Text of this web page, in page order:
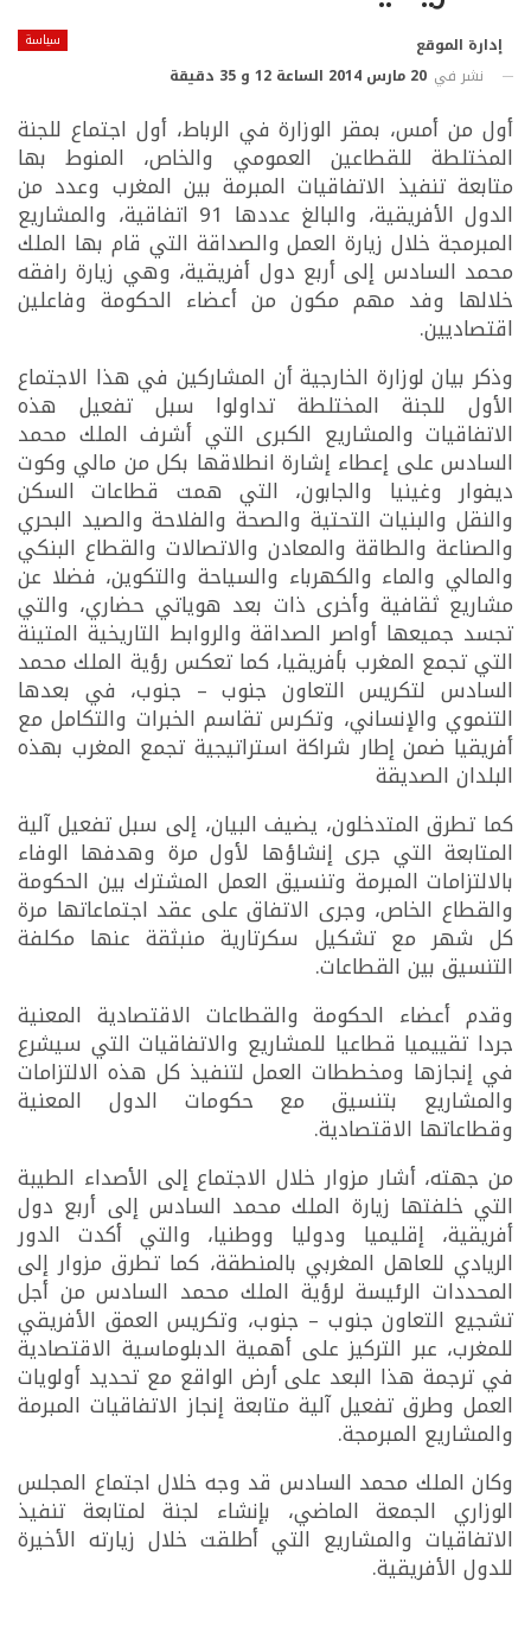
سياسة
إدارة الموقع
نشر في 20 مارس 2014 الساعة 12 و 35 دقيقة
أول من أمس، بمقر الوزارة في الرباط، أول اجتماع للجنة
المختلطة للقطاعين العمومي والخاص، المنوط بها
متابعة تنفيذ الاتفاقيات المبرمة بين المغرب وعدد من
الدول الأفريقية، والبالغ عددها 91 اتفاقية، والمشاريع
المبرمجة خلال زيارة العمل والصداقة التي قام بها الملك
محمد السادس إلى أربع دول أفريقية، وهي زيارة رافقه
خلالها وفد مهم مكون من أعضاء الحكومة وفاعلين
اقتصاديين.
وذكر بيان لوزارة الخارجية أن المشاركين في هذا الاجتماع
الأول للجنة المختلطة تداولوا سبل تفعيل هذه
الاتفاقيات والمشاريع الكبرى التي أشرف الملك محمد
السادس على إعطاء إشارة انطلاقها بكل من مالي وكوت
ديفوار وغينيا والجابون، التي همت قطاعات السكن
والنقل والبنيات التحتية والصحة والفلاحة والصيد البحري
والصناعة والطاقة والمعادن والاتصالات والقطاع البنكي
والمالي والماء والكهرباء والسياحة والتكوين، فضلا عن
مشاريع ثقافية وأخرى ذات بعد هوياتي حضاري، والتي
تجسد جميعها أواصر الصداقة والروابط التاريخية المتينة
التي تجمع المغرب بأفريقيا، كما تعكس رؤية الملك محمد
السادس لتكريس التعاون جنوب – جنوب، في بعدها
التنموي والإنساني، وتكرس تقاسم الخبرات والتكامل مع
أفريقيا ضمن إطار شراكة استراتيجية تجمع المغرب بهذه
البلدان الصديقة
كما تطرق المتدخلون، يضيف البيان، إلى سبل تفعيل آلية
المتابعة التي جرى إنشاؤها لأول مرة وهدفها الوفاء
بالالتزامات المبرمة وتنسيق العمل المشترك بين الحكومة
والقطاع الخاص، وجرى الاتفاق على عقد اجتماعاتها مرة
كل شهر مع تشكيل سكرتارية منبثقة عنها مكلفة
التنسيق بين القطاعات.
وقدم أعضاء الحكومة والقطاعات الاقتصادية المعنية
جردا تقييميا قطاعيا للمشاريع والاتفاقيات التي سيشرع
في إنجازها ومخططات العمل لتنفيذ كل هذه الالتزامات
والمشاريع بتنسيق مع حكومات الدول المعنية
وقطاعاتها الاقتصادية.
من جهته، أشار مزوار خلال الاجتماع إلى الأصداء الطيبة
التي خلفتها زيارة الملك محمد السادس إلى أربع دول
أفريقية، إقليميا ودوليا ووطنيا، والتي أكدت الدور
الريادي للعاهل المغربي بالمنطقة، كما تطرق مزوار إلى
المحددات الرئيسة لرؤية الملك محمد السادس من أجل
تشجيع التعاون جنوب – جنوب، وتكريس العمق الأفريقي
للمغرب، عبر التركيز على أهمية الدبلوماسية الاقتصادية
في ترجمة هذا البعد على أرض الواقع مع تحديد أولويات
العمل وطرق تفعيل آلية متابعة إنجاز الاتفاقيات المبرمة
والمشاريع المبرمجة.
وكان الملك محمد السادس قد وجه خلال اجتماع المجلس
الوزاري الجمعة الماضي، بإنشاء لجنة لمتابعة تنفيذ
الاتفاقيات والمشاريع التي أطلقت خلال زيارته الأخيرة
للدول الأفريقية.